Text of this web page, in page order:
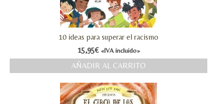
10 ideas para superar el racismo
15,95€ «IVA incluido»
AÑADIR AL CARRITO